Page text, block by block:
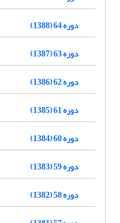
دوره 64 (1388)
دوره 63 (1387)
دوره 62 (1386)
دوره 61 (1385)
دوره 60 (1384)
دوره 59 (1383)
دوره 58 (1382)